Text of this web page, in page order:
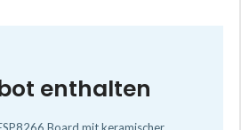
enthalten